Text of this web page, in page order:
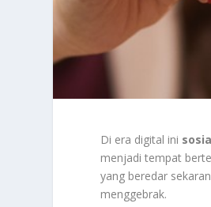
Di era digital ini
menjadi tempat
yang beredar
menggebrak.